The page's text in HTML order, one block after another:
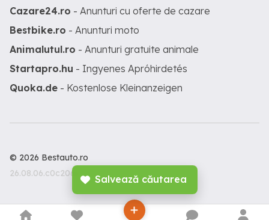
Salvează căutarea
Cazare24.ro - Anunturi cu oferte de cazare
Bestbike.ro - Anunturi moto
Animalutul.ro - Anunturi gratuite animale
Startapro.hu - Ingyenes Apróhirdetés
Quoka.de - Kostenlose Kleinanzeigen
© 2026 Bestauto.ro
26.08.06.c0c206c